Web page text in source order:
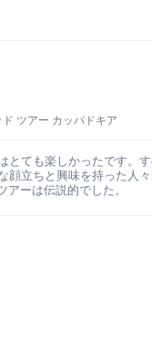
ド ツアー カッパドキア
とても楽しかったです。
顔立ちと興味を持った人
アーは伝説的でした。